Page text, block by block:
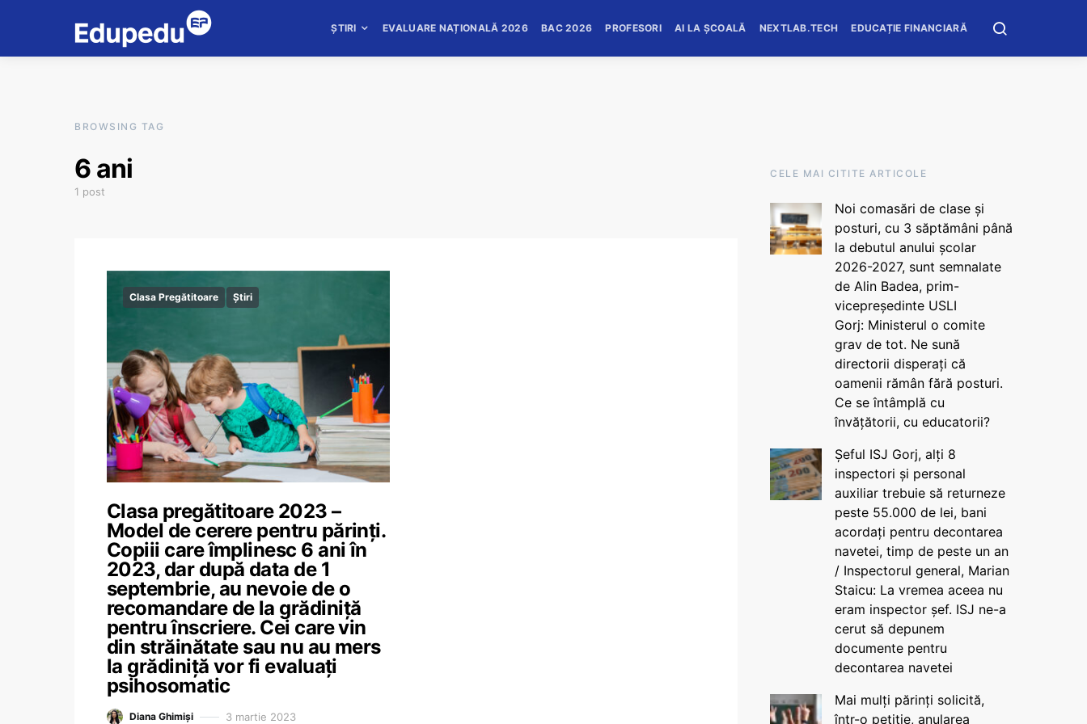
ȘTIRI EVALUARE NAȚIONALĂ 2026 BAC 2026 PROFESORI AI LA ȘCOALĂ NEXTLAB.TECH EDUCAȚIE FINANCIARĂ
BROWSING TAG
6 ani
1 post
Clasa Pregătitoare Știri
Clasa pregătitoare 2023 –
Model de cerere pentru părinți.
Copiii care împlinesc 6 ani în
2023, dar după data de 1
septembrie, au nevoie de o
recomandare de la grădiniță
pentru înscriere. Cei care vin
din străinătate sau nu au mers
la grădiniță vor fi evaluați
psihosomatic
Diana Ghimiși 3 martie 2023
CELE MAI CITITE ARTICOLE
Noi comasări de clase și
posturi, cu 3 săptămâni până
la debutul anului școlar
2026-2027, sunt semnalate
de Alin Badea, prim-
vicepreședinte USLI
Gorj: Ministerul o comite
grav de tot. Ne sună
directorii disperați că
oamenii rămân fără posturi.
Ce se întâmplă cu
învățătorii, cu educatorii?
Șeful ISJ Gorj, alți 8
inspectori și personal
auxiliar trebuie să returneze
peste 55.000 de lei, bani
acordați pentru decontarea
navetei, timp de peste un an
/ Inspectorul general, Marian
Staicu: La vremea aceea nu
eram inspector șef. ISJ ne-a
cerut să depunem
documente pentru
decontarea navetei
Mai mulți părinți solicită,
într-o petiție, anularea